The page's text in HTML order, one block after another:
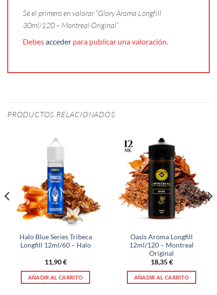
Sé el primero en valorar “Glory Aroma Longfill
30ml/120 – Montreal Original”
Debesacceder para publicar una valoración.
PRODUCTOS RELACIONADOS
Halo Blue Series Tribeca
Longfill 12ml/60 – Halo
11,90€
AÑADIR AL CARRITO
Oasis Aroma Longfill
12ml/120 – Montreal
Original
18,35€
AÑADIR AL CARRITO